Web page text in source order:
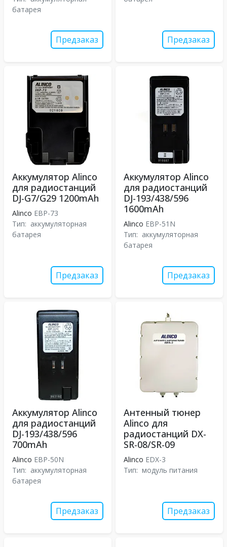
батарея
Предзаказ Предзаказ
Аккумулятор Alinco
для радиостанций
DJ-G7/G29 1200mAh
Alinco EBP-73
Тип: аккумуляторная
батарея
Предзаказ
Аккумулятор Alinco
для радиостанций
DJ-193/438/596
1600mAh
Alinco EBP-51N
Тип: аккумуляторная
батарея
Предзаказ
Аккумулятор Alinco
для радиостанций
DJ-193/438/596
700mAh
Alinco EBP-50N
Тип: аккумуляторная
батарея
Предзаказ
Антенный тюнер
Alinco для
радиостанций DX-
SR-08/SR-09
Alinco EDX-3
Тип: модуль питания
Предзаказ